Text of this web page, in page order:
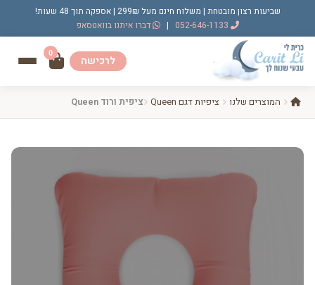
שביעות רצון מובטחת | משלוח חינם מעל 299₪ | אספקה תוך 48 שעות!
| דברו איתנו בוואטסאפ
לרכישה
0
המוצרים שלנו ציפיות דגם Queen ציפית ורוד Queen